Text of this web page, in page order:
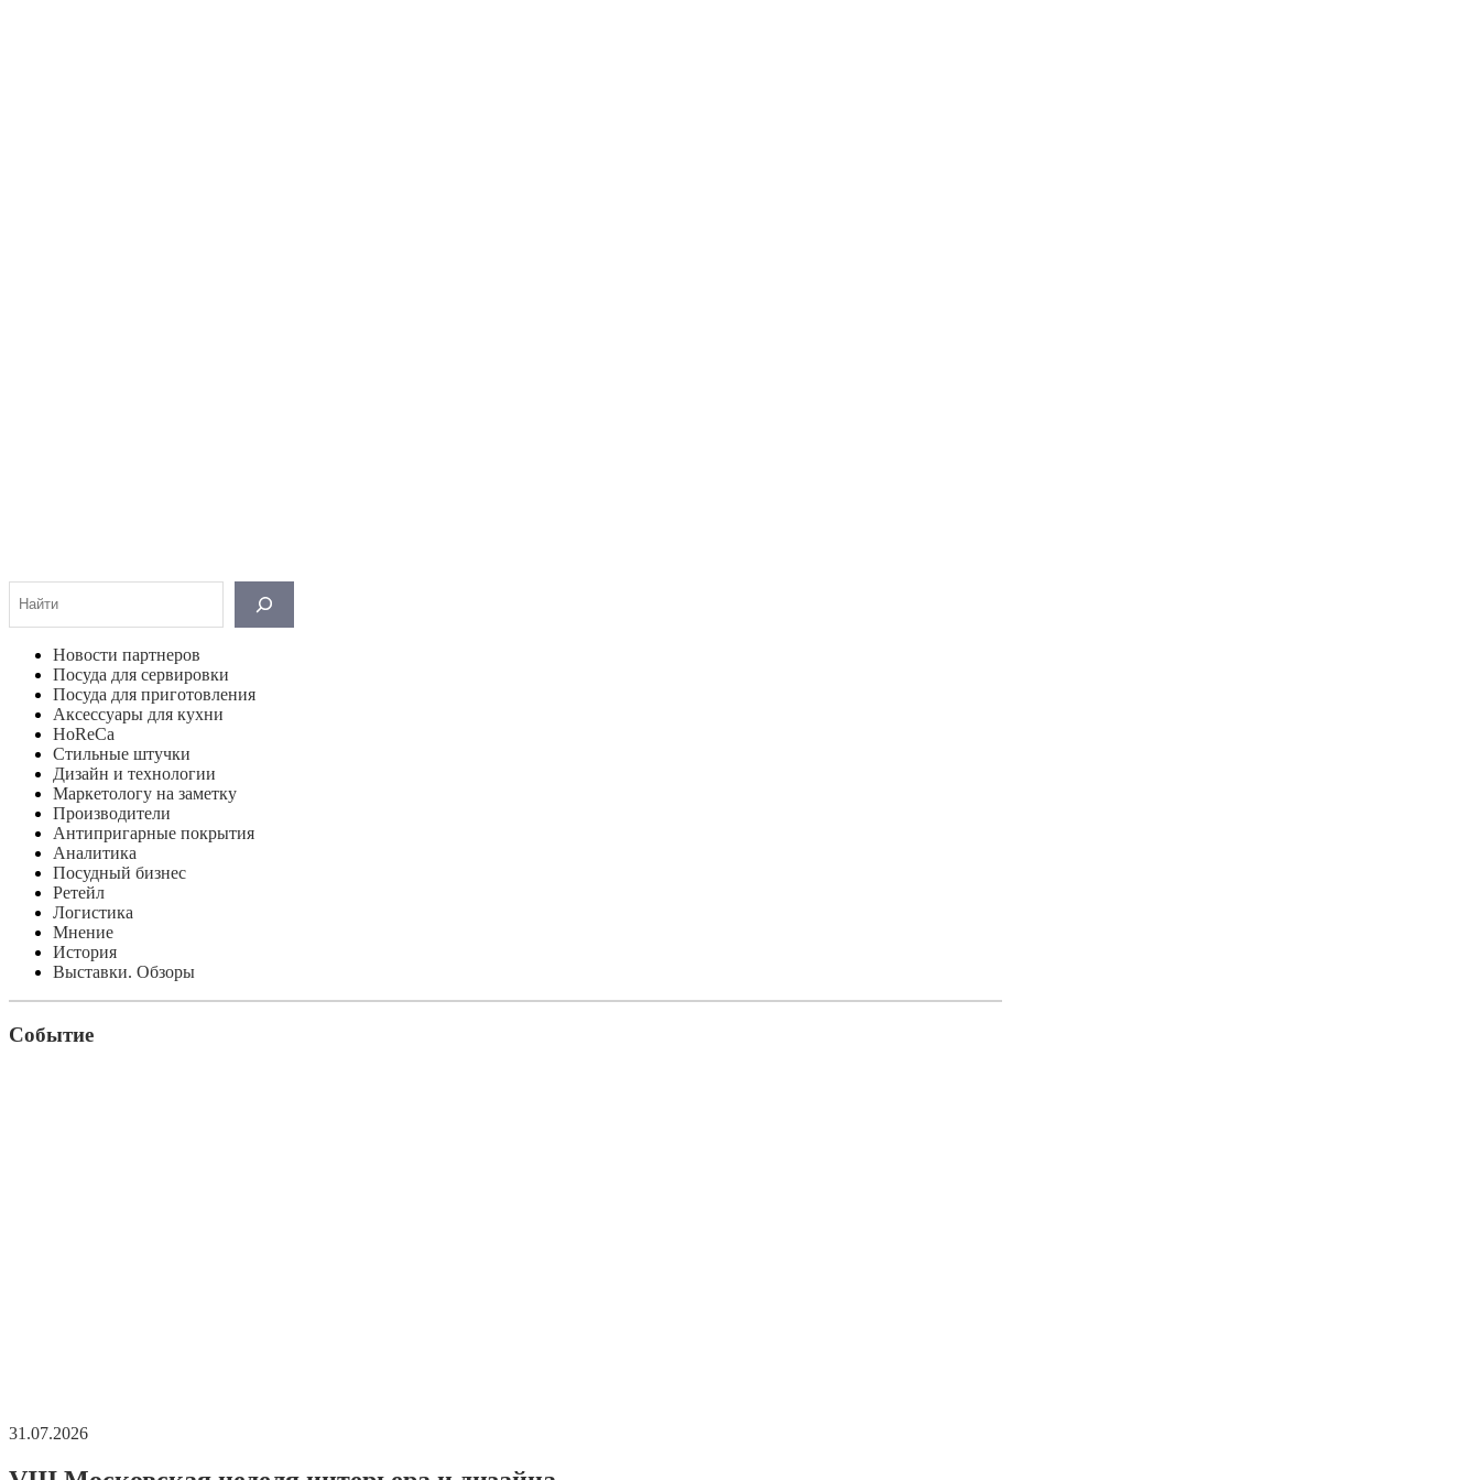
Новости партнеров
Посуда для сервировки
Посуда для приготовления
Аксессуары для кухни
HoReCa
Стильные штучки
Дизайн и технологии
Маркетологу на заметку
Производители
Антипригарные покрытия
Аналитика
Посудный бизнес
Ретейл
Логистика
Мнение
История
Выставки. Обзоры
Событие
31.07.2026